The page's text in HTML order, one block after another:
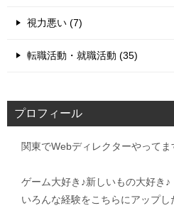
視力悪い (7)
転職活動・就職活動 (35)
プロフィール
関東でWebディレクターやってま
ゲーム大好き♪新しいもの大好き♪
いろんな経験をこちらにアップし